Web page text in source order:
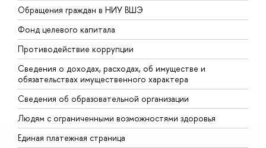
Обращения граждан в НИУ ВШЭ
Фонд целевого капитала
Противодействие коррупции
Сведения о доходах, расходах, об имуществе и
обязательствах имущественного характера
Сведения об образовательной организации
Людям с ограниченными возможностями здоровья
Единая платежная страница